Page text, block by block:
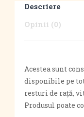
Descriere
Opinii (0)
Acestea sunt
disponibile pe
resturi de rață,
Produsul poate